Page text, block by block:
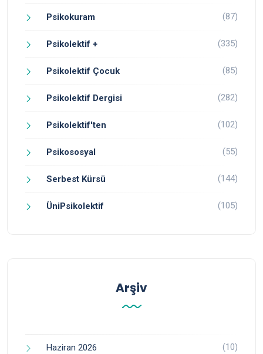
Psikokuram (87)
Psikolektif + (335)
Psikolektif Çocuk (85)
Psikolektif Dergisi (282)
Psikolektif'ten (102)
Psikososyal (55)
Serbest Kürsü (144)
ÜniPsikolektif (105)
Arşiv
Haziran 2026 (10)